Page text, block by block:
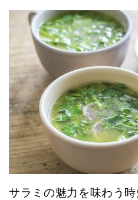
サラミの魅力を味わう